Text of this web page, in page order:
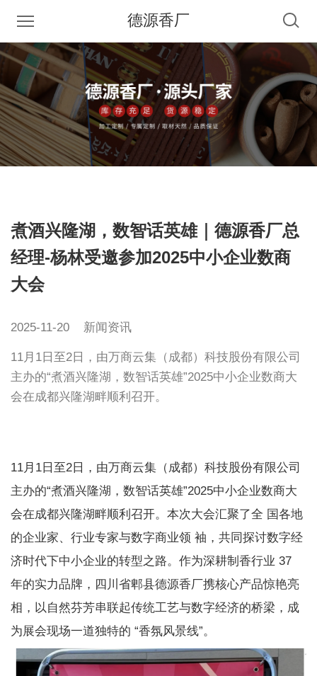
德源香厂
煮酒兴隆湖，数智话英雄｜德源香厂总
经理-杨林受邀参加2025中小企业数商
大会
2025-11-20 新闻资讯
11月1日至2日，由万商云集（成都）科技股份有限公司
主办的“煮酒兴隆湖，数智话英雄”2025中小企业数商大
会在成都兴隆湖畔顺利召开。
11月1日至2日，由万商云集（成都）科技股份有限公司
主办的“煮酒兴隆湖，数智话英雄”2025中小企业数商大
会在成都兴隆湖畔顺利召开。本次大会汇聚了全 国各地
的企业家、行业专家与数字商业领 袖，共同探讨数字经
济时代下中小企业的转型之路。作为深耕制香行业 37
年的实力品牌，四川省郫县德源香厂携核心产品惊艳亮
相，以自然芬芳串联起传统工艺与数字经济的桥梁，成
为展会现场一道独特的 “香氛风景线”。